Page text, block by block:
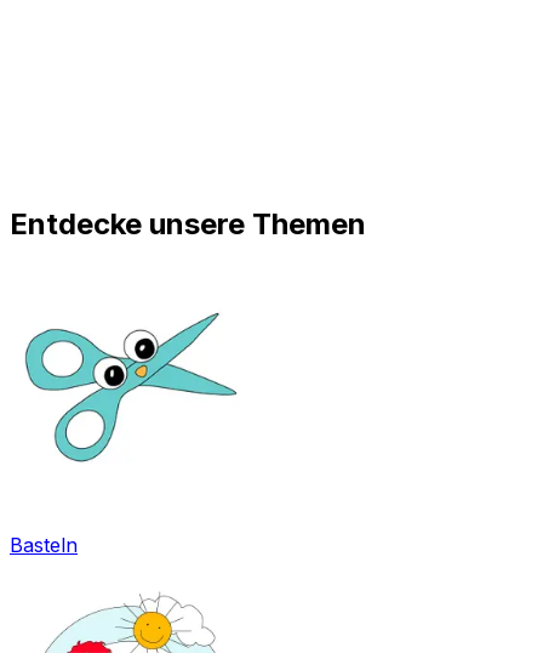
Entdecke unsere Themen
Basteln